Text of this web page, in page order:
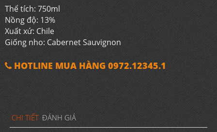
Thể tích: 750ml
Nồng độ: 13%
Xuất xứ: Chile
Giống nho: Cabernet Sauvignon
HOTLINE MUA HÀNG 0972.12345.1
CHI TIẾT ĐÁNH GIÁ